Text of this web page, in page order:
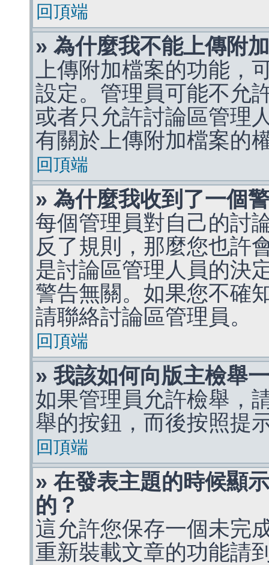
回頂端
» 為什麼我不能上傳附
上傳附加檔案的功能，
設定。管理員可能不允
或者只允許討論區管理
有關於上傳附加檔案的
回頂端
» 為什麼我收到了一個
每個管理員對自己的討
反了規則，那麼您也許
是討論區管理人員的決
警告無關。如果您不確
請聯絡討論區管理員。
回頂端
» 我該如何向版主檢舉
如果管理員允許檢舉，
舉的按鈕，而後按照提
回頂端
» 在發表主題的時候顯
的？
這允許您保存一個未完
重新裝載文章的功能請